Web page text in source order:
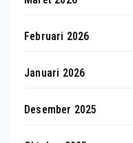
Februari 2026
Januari 2026
Desember 2025